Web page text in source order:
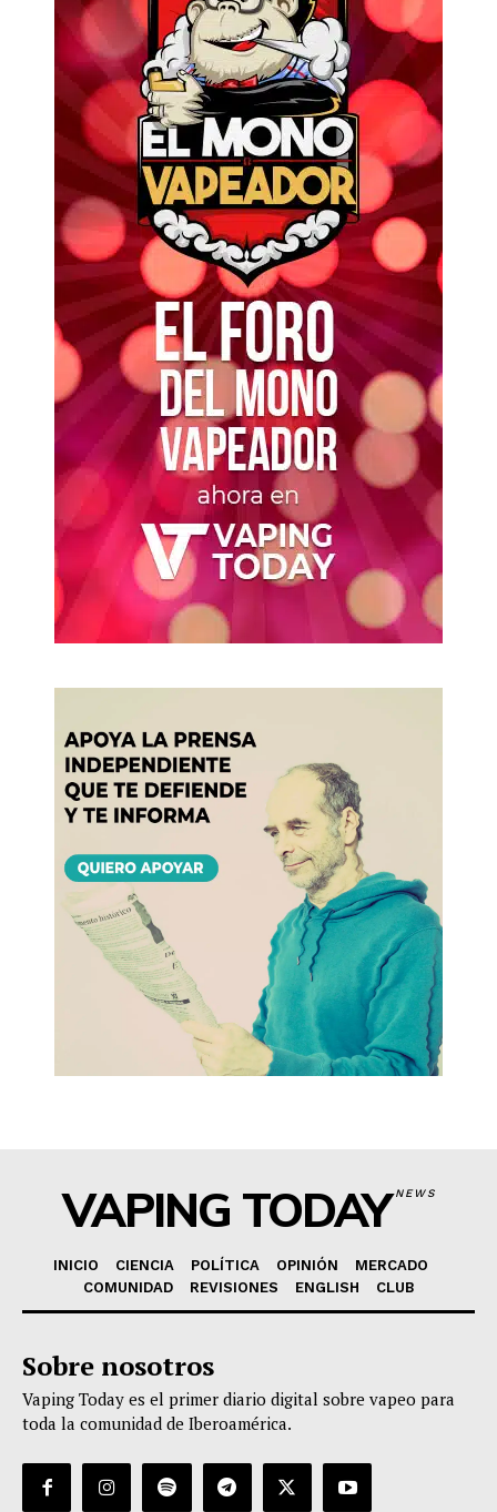
VAPING TODAYNEWS
INICIO CIENCIA POLÍTICA OPINIÓN
MERCADO
COMUNIDAD
REVISIONES ENGLISH CLUB
Sobre nosotros
Vaping Today es el primer diario digital sobre vapeo para
toda la comunidad de Iberoamérica.